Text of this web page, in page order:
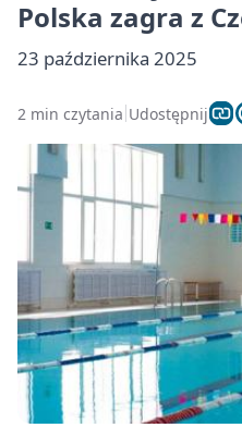
Polska zagra z
23 października 2025
2 min czytania Udostępnij